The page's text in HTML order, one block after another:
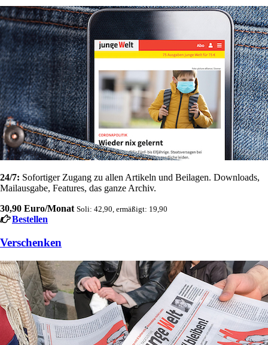
24/7: Sofortiger Zugang zu allen Artikeln und Beilagen. Downloads,
Mailausgabe, Features, das ganze Archiv.
30,90 Euro/Monat Soli: 42,90, ermäßigt: 19,90
Bestellen
Verschenken